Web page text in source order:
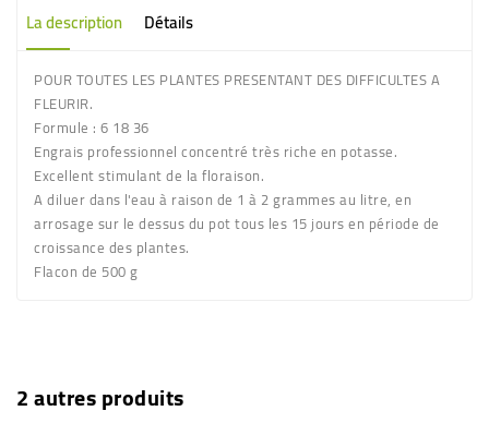
La description Détails
POUR TOUTES LES PLANTES PRESENTANT DES DIFFICULTES A
FLEURIR.
Formule : 6 18 36
Engrais professionnel concentré très riche en potasse.
Excellent stimulant de la floraison.
A diluer dans l'eau à raison de 1 à 2 grammes au litre, en
arrosage sur le dessus du pot tous les 15 jours en période de
croissance des plantes.
Flacon de 500 g
2 autres produits